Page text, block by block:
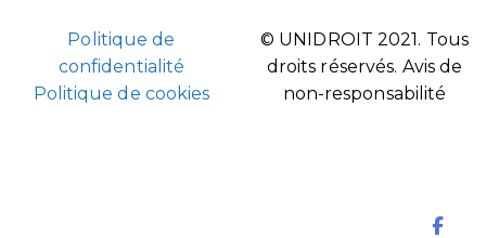
Politique de
confidentialité
Politique de cookies
© UNIDROIT 2021. Tous
droits réservés. Avis de
non-responsabilité